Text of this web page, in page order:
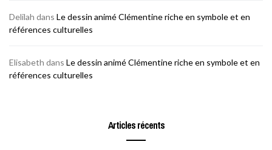
Delilah dans Le dessin animé Clémentine riche en symbole et en
références culturelles
Elisabeth dans Le dessin animé Clémentine riche en symbole et en
références culturelles
Articles récents